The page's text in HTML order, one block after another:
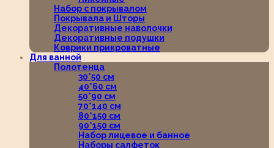
Набор с покрывалом
Покрывала и Шторы
Декоративные наволочки
Декоративные подушки
Коврики прикроватные
Для ванной
Полотенца
30*50 см
40*60 см
50*90 см
70*140 см
80*150 см
90*150 см
Набор лицевое и банное
Наборы салфеток